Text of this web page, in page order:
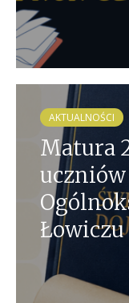
AKTUALNOŚCI
Matura
Łowiczu